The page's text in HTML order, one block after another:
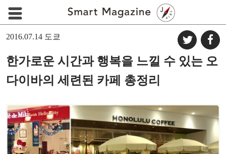
2016.07.14 도쿄
한가로운 시간과 행복을 느낄 수 있는 오
다이바의 세련된 카페 총정리